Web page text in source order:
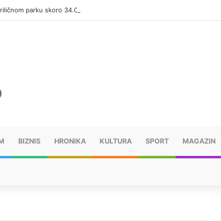
parku skoro 34.000 KM
BIZNIS HRONIKA KULTURA SPORT MAGAZIN